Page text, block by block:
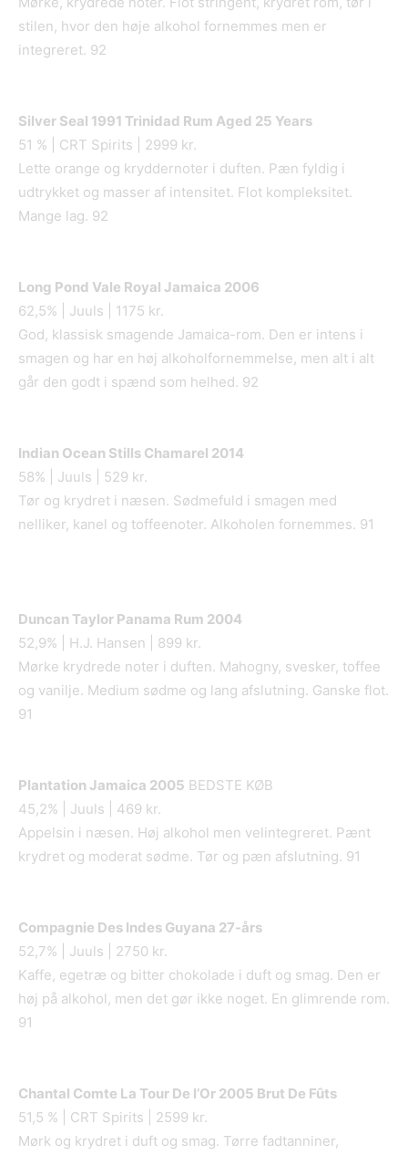
stilen, hvor den høje alkohol fornemmes men er
integreret. 92
Silver Seal 1991 Trinidad Rum Aged 25 Years
51 % | CRT Spirits | 2999 kr.
Lette orange og kryddernoter i duften. Pæn fyldig i
udtrykket og masser af intensitet. Flot kompleksitet.
Mange lag. 92
Long Pond Vale Royal Jamaica 2006
62,5% | Juuls | 1175 kr.
God, klassisk smagende Jamaica-rom. Den er intens i
smagen og har en høj alkoholfornemmelse, men alt i alt
går den godt i spænd som helhed. 92
Indian Ocean Stills Chamarel 2014
58% | Juuls | 529 kr.
Tør og krydret i næsen. Sødmefuld i smagen med
nelliker, kanel og toffeenoter. Alkoholen fornemmes. 91
Duncan Taylor Panama Rum 2004
52,9% | H.J. Hansen | 899 kr.
Mørke krydrede noter i duften. Mahogny, svesker, toffee
og vanilje. Medium sødme og lang afslutning. Ganske flot.
91
Plantation Jamaica 2005 BEDSTE KØB
45,2% | Juuls | 469 kr.
Appelsin i næsen. Høj alkohol men velintegreret. Pænt
krydret og moderat sødme. Tør og pæn afslutning. 91
Compagnie Des Indes Guyana 27-års
52,7% | Juuls | 2750 kr.
Kaffe, egetræ og bitter chokolade i duft og smag. Den er
høj på alkohol, men det gør ikke noget. En glimrende rom.
91
Chantal Comte La Tour De l’Or 2005 Brut De Fûts
51,5 % | CRT Spirits | 2599 kr.
Mørk og krydret i duft og smag. Tørre fadtanniner,